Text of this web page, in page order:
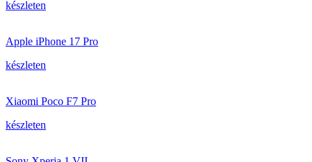
készleten
Apple iPhone 17 Pro
készleten
Xiaomi Poco F7 Pro
készleten